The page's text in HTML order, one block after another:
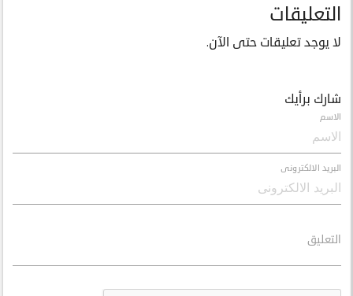
التعليقات
لا يوجد تعليقات حتى الآن.
شارك برأيك
الاسم
البريد الالكترونى
التعليق